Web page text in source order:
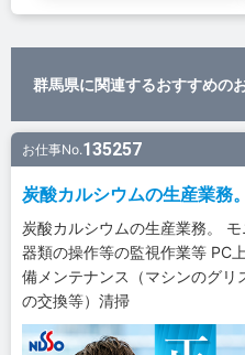
群馬県に関連するおすすめの
お仕事No.135257
炭酸カルシウムの生産業務。
炭酸カルシウムの生産業務。
器類の操作等の監視作業等 PC
備メンテナンス（マシンのグリ
の交換等）清掃